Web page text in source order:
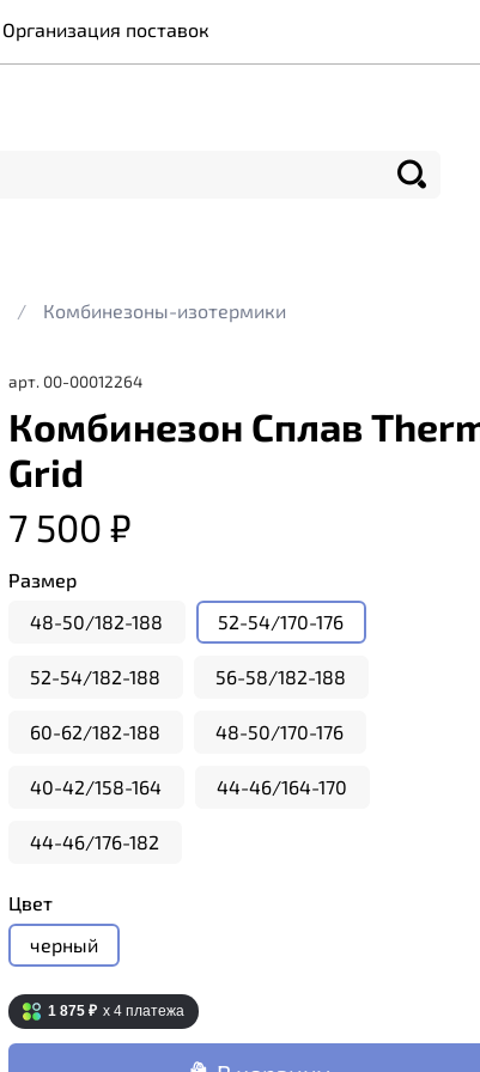
Организация поставок
Комбинезоны-изотермики
арт. 00-00012264
Комбинезон Сплав
Grid
7 500 ₽
Размер
48-50/182-188
52-54/170-176
52-54/182-188 56-58/182-188
60-62/182-188 48-50/170-176
40-42/158-164 44-46/164-170
44-46/176-182
Цвет
черный
1 875 ₽ x 4 платежа